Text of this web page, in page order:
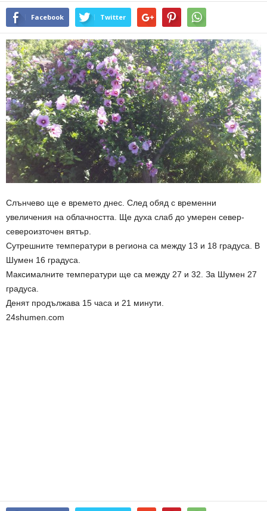
Facebook Twitter
Слънчево ще е времето днес. След обяд с временни
увеличения на облачността. Ще духа слаб до умерен север-
североизточен вятър.
Сутрешните температури в региона са между 13 и 18 градуса. В
Шумен 16 градуса.
Максималните температури ще са между 27 и 32. За Шумен 27
градуса.
Денят продължава 15 часа и 21 минути.
24shumen.com